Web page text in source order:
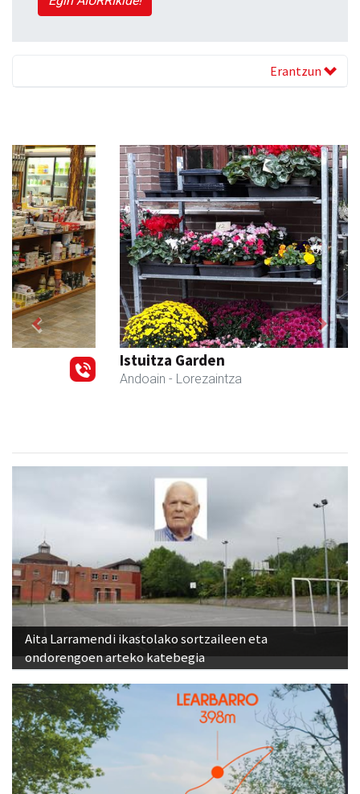
Erantzun
Istuitza Garden
- Lorezaintza
Previous Next
Aita Larramendi ikastolako sortzaileen eta
ondorengoen arteko katebegia